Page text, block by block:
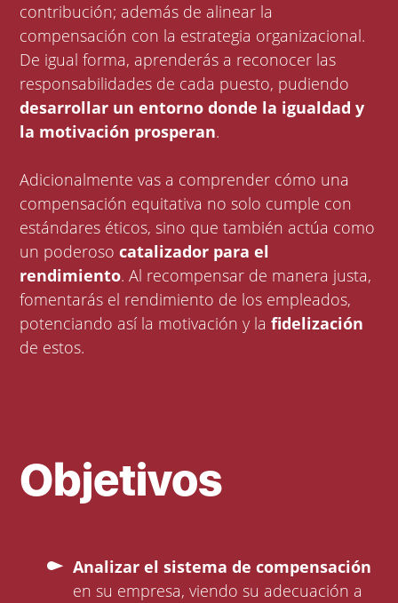
contribución; además de alinear la
compensación con la estrategia organizacional.
De igual forma, aprenderás a reconocer las
responsabilidades de cada puesto, pudiendo
desarrollar un entorno donde la igualdad y
la motivación prosperan.
Adicionalmente vas a comprender cómo una
compensación equitativa no solo cumple con
estándares éticos, sino que también actúa como
un poderosocatalizador para el
rendimiento. Al recompensar de manera justa,
fomentarás el rendimiento de los empleados,
potenciando así la motivación y lafidelización
de estos.
Objetivos
Analizar el sistema de compensación
en su empresa, viendo su adecuación a